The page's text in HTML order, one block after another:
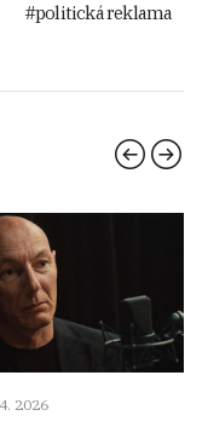
politická reklama
2026